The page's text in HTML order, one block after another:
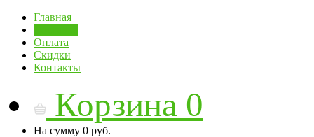
Главная
Оплата
Скидки
Контакты
Корзина 0
На сумму 0 руб.